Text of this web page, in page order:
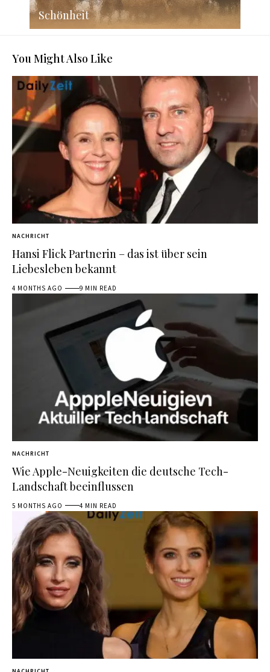
Schönheit
You Might Also Like
NACHRICHT
Hansi Flick Partnerin – das ist über sein
Liebesleben bekannt
4 MONTHS AGO 9 MIN READ
NACHRICHT
Wie Apple-Neuigkeiten die deutsche Tech-
Landschaft beeinflussen
5 MONTHS AGO 4 MIN READ